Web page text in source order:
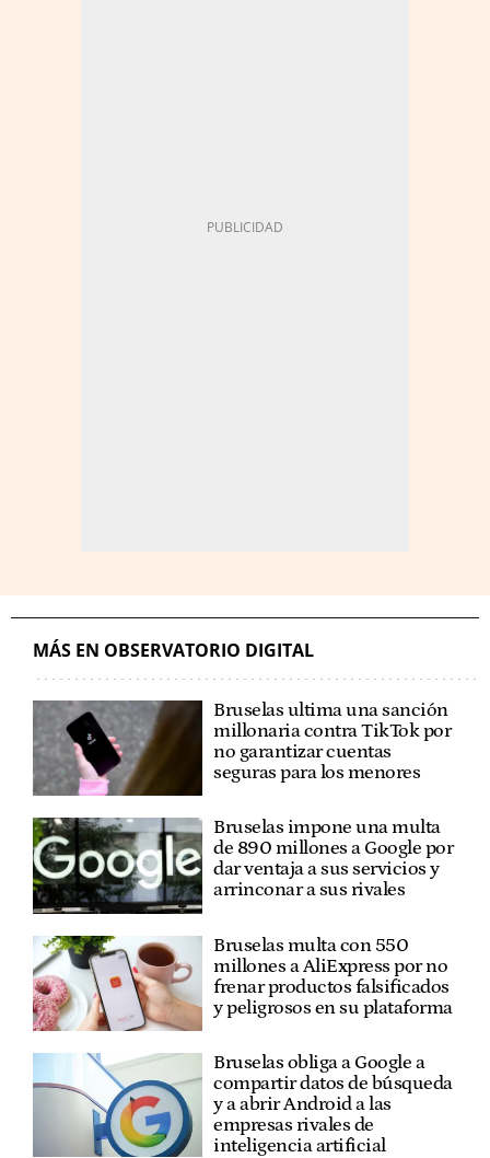
MÁS EN OBSERVATORIO DIGITAL
Bruselas ultima una sanción
millonaria contra TikTok por
no garantizar cuentas
seguras para los menores
Bruselas impone una multa
de 890 millones a Google por
dar ventaja a sus servicios y
arrinconar a sus rivales
Bruselas multa con 550
millones a AliExpress por no
frenar productos falsificados
y peligrosos en su plataforma
Bruselas obliga a Google a
compartir datos de búsqueda
y a abrir Android a las
empresas rivales de
inteligencia artificial